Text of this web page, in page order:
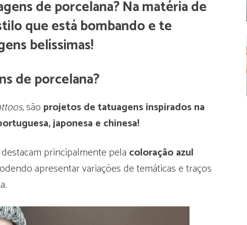
de porcelana? Na matéria de
que está bombando e te
belíssimas!
de porcelana?
, são projetos de tatuagens inspirados na
japonesa e chinesa!
principalmente pela coloração azul
apresentar variações de temáticas e traços